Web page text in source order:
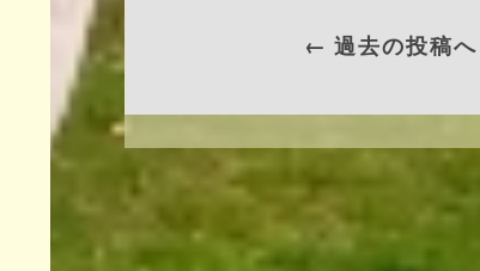
← 過去の投稿へ